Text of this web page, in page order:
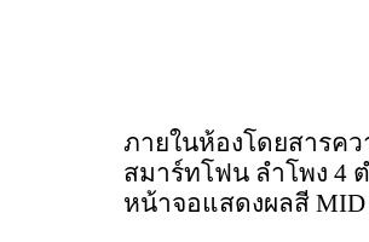
ภายในห้องโดยสารค
สมาร์ทโฟน ลำโพง 4
หน้าจอแสดงผลสี MID